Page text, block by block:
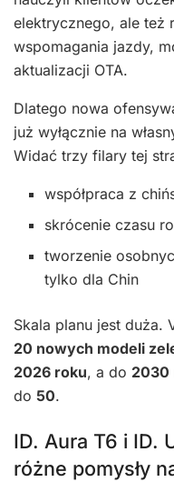
elektrycznego, ale też
wspomagania jazdy,
aktualizacji OTA.
Dlatego nowa
już wyłącznie na
Widać trzy filary tej
współpraca z
skrócenie czasu
tworzenie
tylko dla Chin
Skala planu jest duża.
20 nowych modeli
2026 roku, a do 2030
do 50.
ID. Aura T6 i ID.
różne pomysły